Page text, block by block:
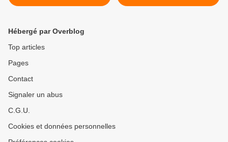
Hébergé par Overblog
Top articles
Pages
Contact
Signaler un abus
C.G.U.
Cookies et données personnelles